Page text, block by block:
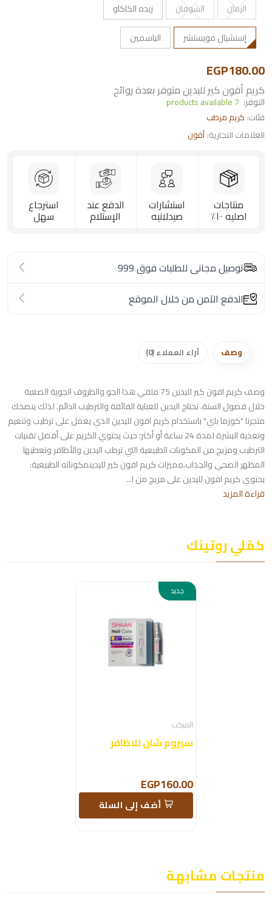
EGP180.00
كريم أفون كير لليدين متوفر بعدة روائح
الرمان
الشوفان
زبده الكاكاو
إسنشيال مويستشر
الياسمين
التوفر:
فئات: كريم مرطب
العلامات التجارية: أفون
منتاجات
اصليه ١٠٠٪؜
استشارات
صيدلانيه
الدفع عند
الإستلام
استرجاع
سهل
توصيل مجانى للطلبات فوق 999
الدفع الآمن من خلال الموقع
وصف آراء العملاء (0)
وصف كريم افون كير لليدين 75 ملفي هذا الجو والظروف الجوية الصعبة
خلال فصول السنة، تحتاج اليدين للعناية الفائقة والترطيب الدائم. لذلك ينصحك
متجرنا "كوزما باي" باستخدام كريم افون لليدين الذي يعمل على ترطيب وتنعيم
وتغذية البشرة لمدة 24 ساعة أو أكثر؛ حيث يحتوي الكريم على أفضل تقنيات
الترطيب ومزيج من المكونات الطبيعية التي ترطب اليدين والأظافر وتعطيها
المظهر الصحي والجذاب.مميزات كريم افون كير لليدينمكوناته الطبيعية:
يحتوي كريم افون لليدين على مزيج من ا...
قراءة المزيد
كمّلي روتينك
جديد
الميكب
سيروم شان للاظافر
EGP160.00
أضف إلى السلة
منتجات مشابهة